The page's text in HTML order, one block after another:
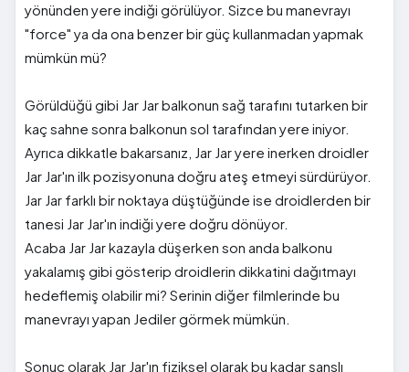
yönünden yere indiği görülüyor. Sizce bu manevrayı
"force" ya da ona benzer bir güç kullanmadan yapmak
mümkün mü?
Görüldüğü gibi Jar Jar balkonun sağ tarafını tutarken bir
kaç sahne sonra balkonun sol tarafından yere iniyor.
Ayrıca dikkatle bakarsanız, Jar Jar yere inerken droidler
Jar Jar'ın ilk pozisyonuna doğru ateş etmeyi sürdürüyor.
Jar Jar farklı bir noktaya düştüğünde ise droidlerden bir
tanesi Jar Jar'ın indiği yere doğru dönüyor.
Acaba Jar Jar kazayla düşerken son anda balkonu
yakalamış gibi gösterip droidlerin dikkatini dağıtmayı
hedeflemiş olabilir mi? Serinin diğer filmlerinde bu
manevrayı yapan Jediler görmek mümkün.
Sonuç olarak Jar Jar'ın fiziksel olarak bu kadar şanslı